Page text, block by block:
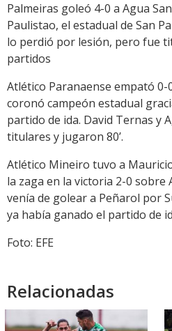
Palmeiras goleó 4-0 a Agua
Paulistao, el estadual de San
lo perdió por lesión, pero fue
partidos
Atlético Paranaense empató 0-
coronó campeón estadual
partido de ida. David Ternas y
titulares y jugaron 80’.
Atlético Mineiro tuvo a
la zaga en la victoria 2-0 sobre
venía de golear a Peñarol por
ya había ganado el partido de
Foto: EFE
Relacionadas